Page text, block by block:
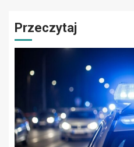
Przeczytaj